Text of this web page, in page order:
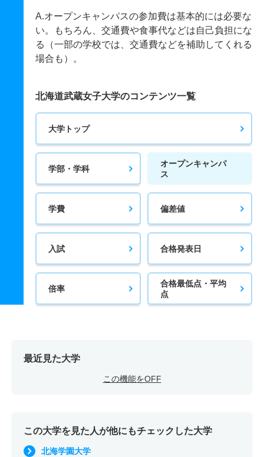
A.オープンキャンパスの参加費は基本的には必要な
い。もちろん、交通費や食事代などは自己負担にな
る（一部の学校では、交通費などを補助してくれる
場合も）。
北海道武蔵女子大学のコンテンツ一覧
大学トップ
学部・学科
オープンキャンパ
ス
学費 偏差値
入試 合格発表日
倍率
合格最低点・平均
点
最近見た大学
この機能をOFF
この大学を見た人が他にもチェックした大学
北海学園大学